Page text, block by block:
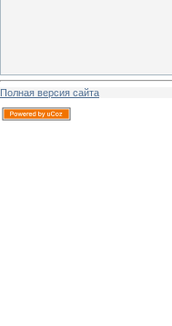
Полная версия сайта